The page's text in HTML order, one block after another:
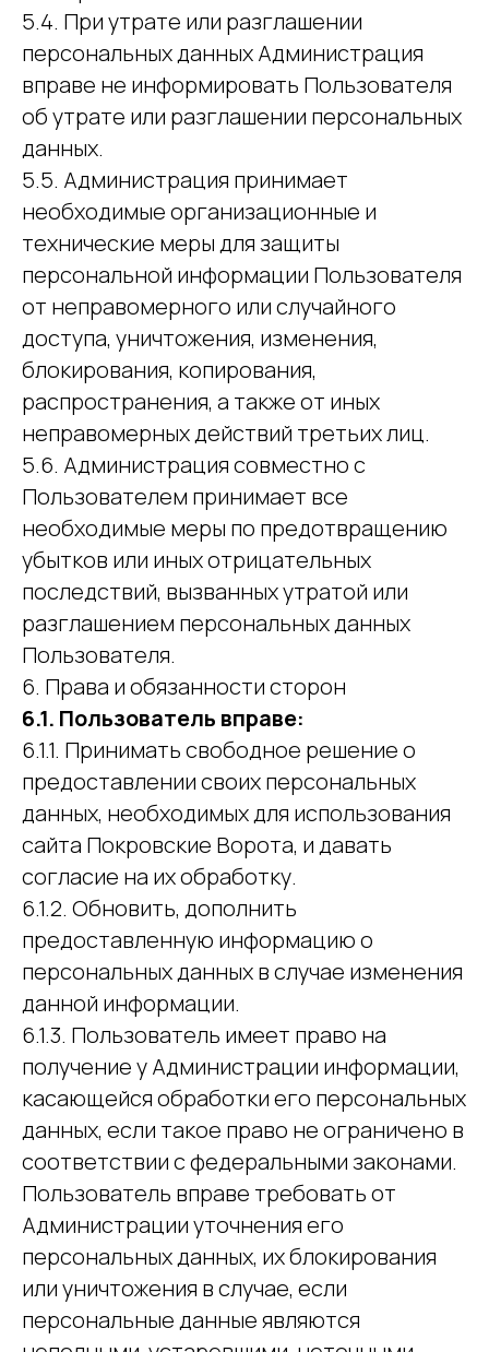
5.4. При утрате или разглашении
персональных данных Администрация
вправе не информировать Пользователя
об утрате или разглашении персональных
данных.
5.5. Администрация принимает
необходимые организационные и
технические меры для защиты
персональной информации Пользователя
от неправомерного или случайного
доступа, уничтожения, изменения,
блокирования, копирования,
распространения, а также от иных
неправомерных действий третьих лиц.
5.6. Администрация совместно с
Пользователем принимает все
необходимые меры по предотвращению
убытков или иных отрицательных
последствий, вызванных утратой или
разглашением персональных данных
Пользователя.
6. Права и обязанности сторон
6.1. Пользователь вправе:
6.1.1. Принимать свободное решение о
предоставлении своих персональных
данных, необходимых для использования
сайта Покровские Ворота, и давать
согласие на их обработку.
6.1.2. Обновить, дополнить
предоставленную информацию о
персональных данных в случае изменения
данной информации.
6.1.3. Пользователь имеет право на
получение у Администрации информации,
касающейся обработки его персональных
данных, если такое право не ограничено в
соответствии с федеральными законами.
Пользователь вправе требовать от
Администрации уточнения его
персональных данных, их блокирования
или уничтожения в случае, если
персональные данные являются